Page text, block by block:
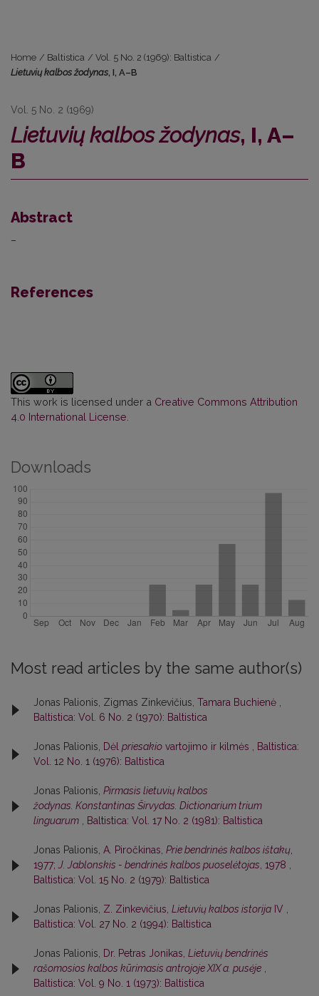
Home / Baltistica / Vol. 5 No. 2 (1969): Baltistica /
Lietuvių kalbos žodynas, I, A–B
Vol. 5 No. 2 (1969)
Lietuvių kalbos žodynas, I, A–
B
Abstract
–
References
This work is licensed under a Creative Commons Attribution
4.0 International License
Downloads
Most read articles by the same author(s)
Jonas Palionis, Zigmas Zinkevičius, Tamara Buchienė
Baltistica: Vol. 6 No. 2 (1970): Baltistica
Jonas Palionis, Dėl priesakio vartojimo ir kilmės
Baltistica:
Vol. 12 No. 1 (1976): Baltistica
Jonas Palionis, Pirmasis lietuvių kalbos
žodynas. Konstantinas Širvydas. Dictionarium trium
linguarum
Baltistica: Vol. 17 No. 2 (1981): Baltistica
Jonas Palionis, A. Piročkinas, Prie bendrinės kalbos ištakų
1977; J. Jablonskis - bendrinės kalbos puoselėtojas , 1978
Baltistica: Vol. 15 No. 2 (1979): Baltistica
Jonas Palionis, Z. Zinkevičius, Lietuvių kalbos istorija IV
Baltistica: Vol. 27 No. 2 (1994): Baltistica
Jonas Palionis, Dr. Petras Jonikas, Lietuvių bendrinės
rašomosios kalbos kūrimasis antrojoje XIX a. pusėje
Baltistica: Vol. 9 No. 1 (1973): Baltistica